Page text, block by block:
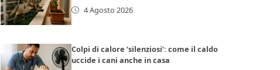
4 Agosto 2026
Colpi di calore ‘silenziosi’: come il caldo
uccide i cani anche in casa